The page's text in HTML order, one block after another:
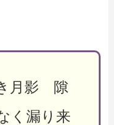
月影 隙
く漏り来